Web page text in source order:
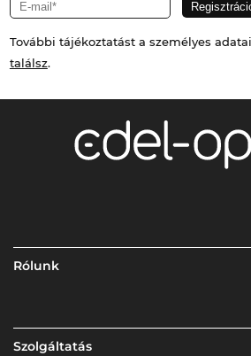
További tájékoztatást a személyes
találsz.
Rólunk
Szolgáltatás